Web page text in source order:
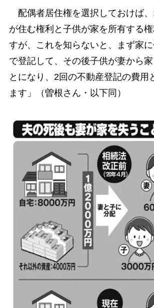
配偶者居住権を選択しておけば
が住む権利と子供が家を所有する
すが、これを知らないと、まず家
で登記して、その後子供が妻から
とになり、2回の不動産登記の費用
ます」（曽根さん・以下同）